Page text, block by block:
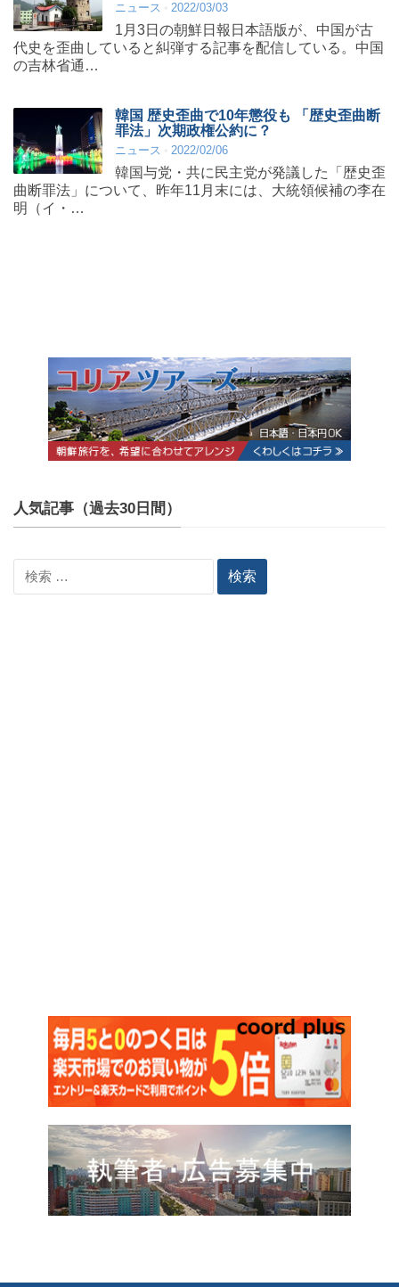
ニュース 2022/03/03
1月3日の朝鮮日報日本語版が、中国が古
代史を歪曲していると糾弾する記事を配信している。中国
の吉林省通…
韓国 歴史歪曲で10年懲役も 「歴史歪曲断
罪法」次期政権公約に？
ニュース 2022/02/06
韓国与党・共に民主党が発議した「歴史歪
曲断罪法」について、昨年11月末には、大統領候補の李在
明（イ・…
人気記事（過去30日間）
索: